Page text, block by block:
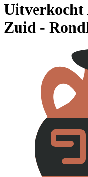
Uitverkocht
Zuid -